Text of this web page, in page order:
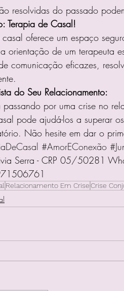
resolvidas do passado
Terapia de Casal!
oferece um espaço
orientação de um terapeuta
comunicação eficazes,
do Seu Relacionamento:
passando por uma crise no
pode ajudá-los a superar
Não hesite em dar o
#AmorEConexão
Serra - CRP 05/50281
Relacionamento Em CriseCrise